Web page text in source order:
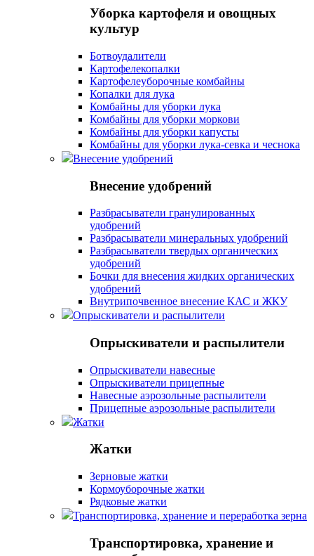
Уборка картофеля и овощных
культур
Ботвоудалители
Картофелекопалки
Картофелеуборочные комбайны
Копалки для лука
Комбайны для уборки лука
Комбайны для уборки моркови
Комбайны для уборки капусты
Комбайны для уборки лука-севка и чеснока
Внесение удобрений
Внесение удобрений
Разбрасыватели гранулированных
удобрений
Разбрасыватели минеральных удобрений
Разбрасыватели твердых органических
удобрений
Бочки для внесения жидких органических
удобрений
Внутрипочвенное внесение КАС и ЖКУ
Опрыскиватели и распылители
Опрыскиватели и распылители
Опрыскиватели навесные
Опрыскиватели прицепные
Навесные аэрозольные распылители
Прицепные аэрозольные распылители
Жатки
Жатки
Зерновые жатки
Кормоуборочные жатки
Рядковые жатки
Транспортировка, хранение и переработка зерна
Транспортировка, хранение и